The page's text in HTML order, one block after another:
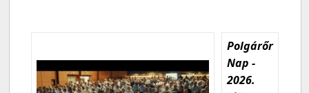
Polgárőr
Nap -
2026.